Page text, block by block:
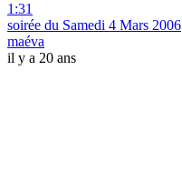
1:31
soirée du Samedi 4 Mars 2006
maéva
il y a 20 ans